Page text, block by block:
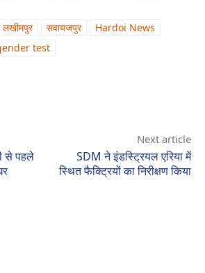
लखीमपुर सवायजपुर
Hardoi News
test
से पहले
Next article
SDM ने इंडस्ट्रियल एरिया में
स्थित फैक्ट्रियों का निरीक्षण किया